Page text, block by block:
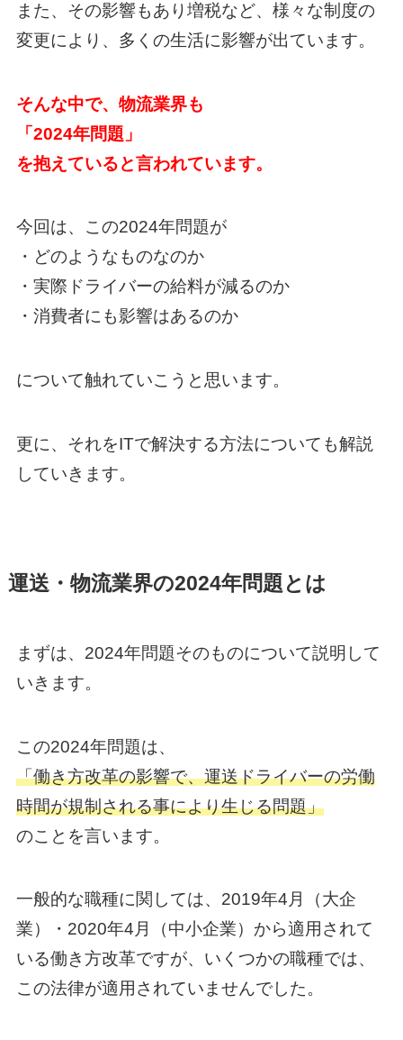
また、その影響もあり増税など、様々な制度の
変更により、多くの生活に影響が出ています。
そんな中で、物流業界も
「2024年問題」
を抱えていると言われています。
今回は、この2024年問題が
・どのようなものなのか
・実際ドライバーの給料が減るのか
・消費者にも影響はあるのか
について触れていこうと思います。
更に、それをITで解決する方法についても解説
していきます。
運送・物流業界の2024年問題とは
まずは、2024年問題そのものについて説明して
いきます。
この2024年問題は、
「働き方改革の影響で、運送ドライバーの労働
時間が規制される事により生じる問題」
のことを言います。
一般的な職種に関しては、2019年4月（大企
業）・2020年4月（中小企業）から適用されて
いる働き方改革ですが、いくつかの職種では、
この法律が適用されていませんでした。